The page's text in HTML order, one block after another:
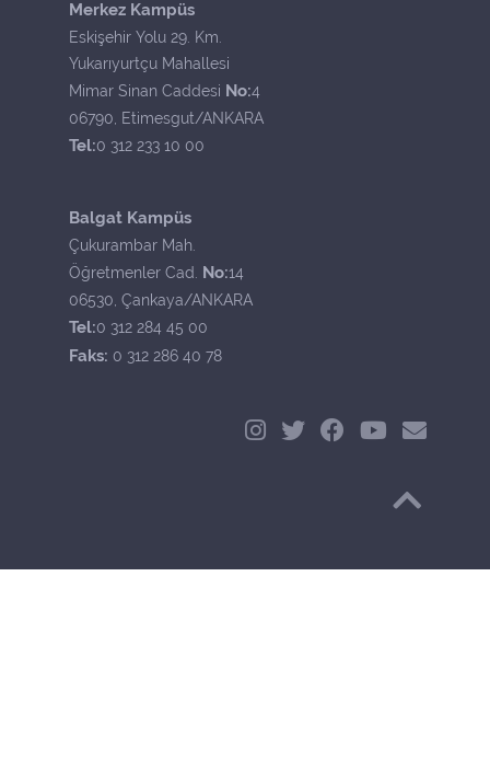
Merkez Kampüs
Eskişehir Yolu 29. Km.
Yukarıyurtçu Mahallesi
Mimar Sinan Caddesi No:4
06790, Etimesgut/ANKARA
Tel:0 312 233 10 00
Balgat Kampüs
Çukurambar Mah.
Öğretmenler Cad. No:14
06530, Çankaya/ANKARA
Tel:0 312 284 45 00
Faks: 0 312 286 40 78